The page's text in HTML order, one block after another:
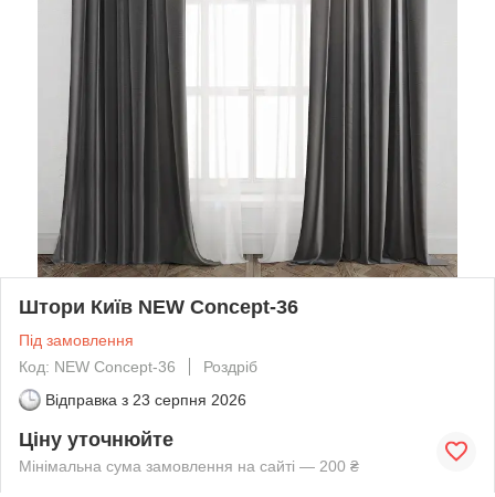
Штори Київ NEW Concept-36
Під замовлення
Код: NEW Concept-36
Роздріб
Відправка з 23 серпня 2026
Ціну уточнюйте
Мінімальна сума замовлення на сайті — 200 ₴